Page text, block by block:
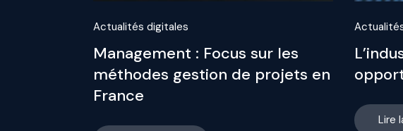
Actualités digitales
Management : Focus sur les
méthodes gestion de projets en
France
Lire